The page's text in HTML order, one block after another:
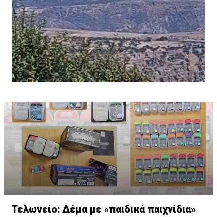
Τελωνείο: Δέμα με «παιδικά παιχνίδια»